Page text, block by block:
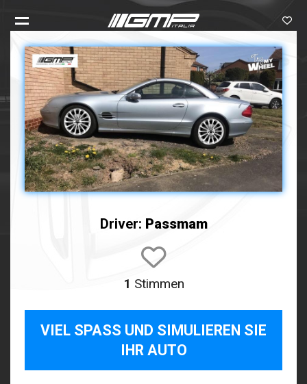
Driver: Passmam
1 Stimmen
VIEL SPASS UND SIMULIEREN SIE I
HR AUTO